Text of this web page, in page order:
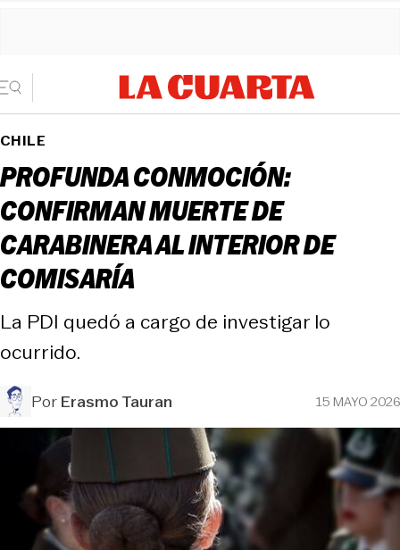
CHILE
PROFUNDA CONMOCIÓN:
CONFIRMAN MUERTE DE
CARABINERA AL INTERIOR DE
COMISARÍA
La PDI quedó a cargo de investigar lo
ocurrido.
PorErasmo Tauran 15 MAYO 2026